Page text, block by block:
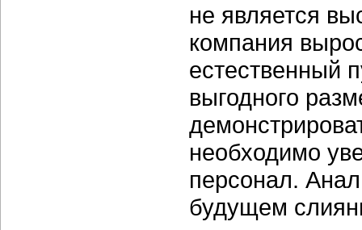
не является
компания
естественный
выгодного
необходимо
персонал.
будущем